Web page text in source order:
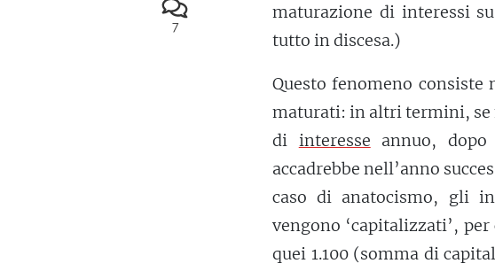
maturazione di interessi
tutto in discesa.)
Questo fenomeno
maturati: in altri termini, se
di interesse annuo,
accadrebbe nell’anno
caso di anatocismo, gli
vengono ‘capitalizzati’,
quei 1.100 (somma di
7